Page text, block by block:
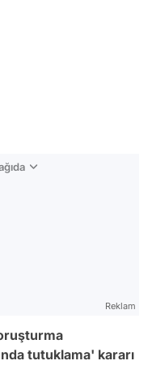
Reklam
tutuklama' kararı